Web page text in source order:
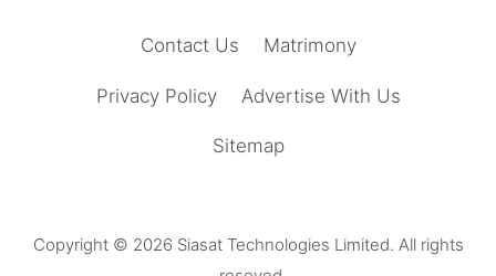
Matrimony
Contact Us
Advertise With Us
Privacy Policy
Sitemap
Copyright © 2026 Siasat Technologies Limited. All rights